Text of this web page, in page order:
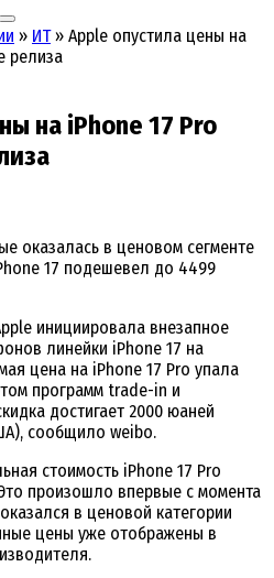
» ИТ » Apple опустила цены на
релиза
на iPhone 17 Pro
оказалась в ценовом сегменте
17 подешевел до 4499
инициировала внезапное
линейки iPhone 17 на
цена на iPhone 17 Pro упала
программ trade-in и
достигает 2000 юаней
сообщило weibo.
стоимость iPhone 17 Pro
произошло впервые с момента
в ценовой категории
цены уже отображены в